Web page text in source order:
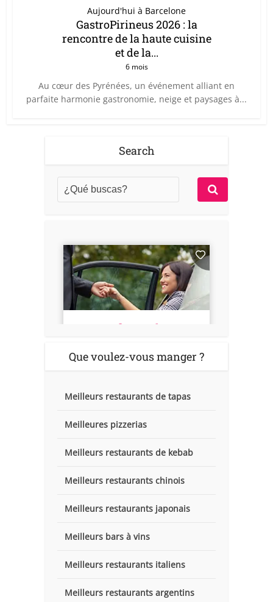
Aujourd'hui à Barcelone
GastroPirineus 2026 : la
rencontre de la haute cuisine
et de la...
6 mois
Au cœur des Pyrénées, un événement alliant en
parfaite harmonie gastronomie, neige et paysages à...
Search
Que voulez-vous manger ?
Meilleurs restaurants de tapas
Meilleures pizzerias
Meilleurs restaurants de kebab
Meilleurs restaurants chinois
Meilleurs restaurants japonais
Meilleurs bars à vins
Meilleurs restaurants italiens
Meilleurs restaurants argentins